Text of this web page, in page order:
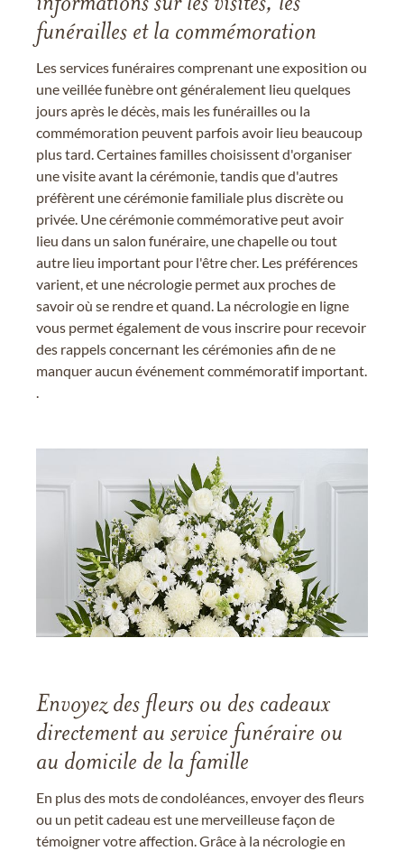
funérailles et la commémoration
Les services funéraires comprenant une exposition ou
une veillée funèbre ont généralement lieu quelques
jours après le décès, mais les funérailles ou la
commémoration peuvent parfois avoir lieu beaucoup
plus tard. Certaines familles choisissent d'organiser
une visite avant la cérémonie, tandis que d'autres
préfèrent une cérémonie familiale plus discrète ou
privée. Une cérémonie commémorative peut avoir
lieu dans un salon funéraire, une chapelle ou tout
autre lieu important pour l'être cher. Les préférences
varient, et une nécrologie permet aux proches de
savoir où se rendre et quand. La nécrologie en ligne
vous permet également de vous inscrire pour recevoir
des rappels concernant les cérémonies afin de ne
manquer aucun événement commémoratif important.
Envoyez des fleurs ou des cadeaux
directement au service funéraire ou
au domicile de la famille
En plus des mots de condoléances, envoyer des fleurs
ou un petit cadeau est une merveilleuse façon de
témoigner votre affection. Grâce à la nécrologie en